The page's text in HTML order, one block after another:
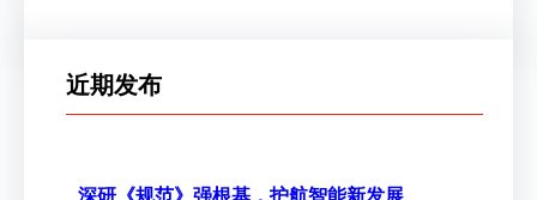
近期发布
深研《规范》强根基，护航智能新发展